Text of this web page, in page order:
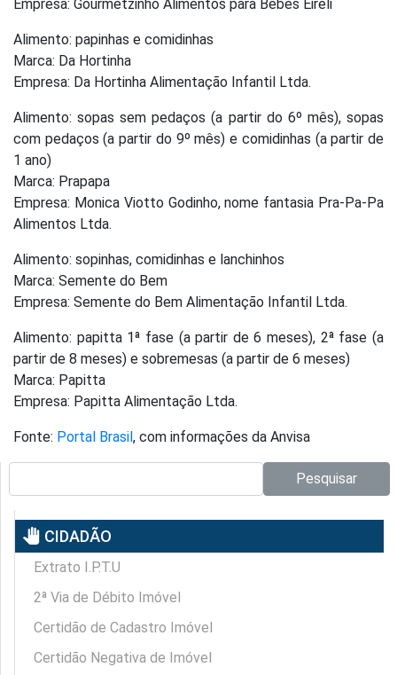
Empresa: Gourmetzinho Alimentos para Bebês Eireli
Alimento: papinhas e comidinhas
Marca: Da Hortinha
Empresa: Da Hortinha Alimentação Infantil Ltda.
Alimento: sopas sem pedaços (a partir do 6º mês), sopas
com pedaços (a partir do 9º mês) e comidinhas (a partir de
1 ano)
Marca: Prapapa
Empresa: Monica Viotto Godinho, nome fantasia Pra-Pa-Pa
Alimentos Ltda.
Alimento: sopinhas, comidinhas e lanchinhos
Marca: Semente do Bem
Empresa: Semente do Bem Alimentação Infantil Ltda.
Alimento: papitta 1ª fase (a partir de 6 meses), 2ª fase (a
partir de 8 meses) e sobremesas (a partir de 6 meses)
Marca: Papitta
Empresa: Papitta Alimentação Ltda.
Fonte: Portal Brasil, com informações da Anvisa
Pesquisar
pan_tool CIDADÃO
Extrato I.P.T.U
2ª Via de Débito Imóvel
Certidão de Cadastro Imóvel
Certidão Negativa de Imóvel